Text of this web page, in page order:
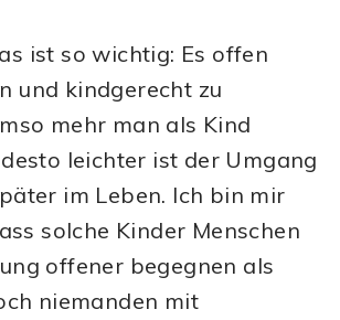
ist so wichtig: Es offen
und kindgerecht zu
mehr man als Kind
leichter ist der Umgang
im Leben. Ich bin mir
solche Kinder Menschen
offener begegnen als
niemanden mit